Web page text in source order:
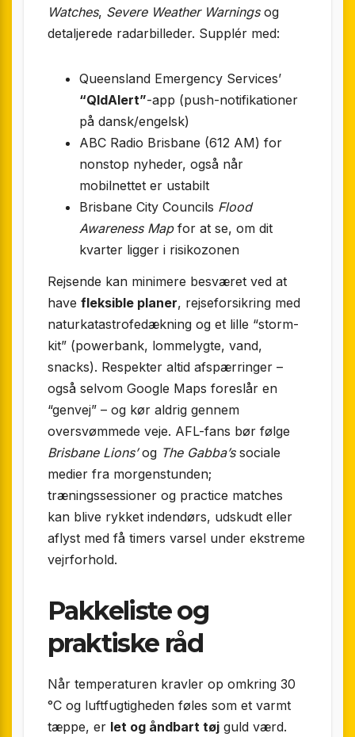
Watches, Severe Weather Warningsog
detaljerede radarbilleder. Supplér med:
Queensland Emergency Services’
“QldAlert”-app (push-notifikationer
på dansk/engelsk)
ABC Radio Brisbane (612 AM) for
nonstop nyheder, også når
mobilnettet er ustabilt
Brisbane City Councils Flood
Awareness Mapfor at se, om dit
kvarter ligger i risikozonen
Rejsende kan minimere besværet ved at
have fleksible planer, rejseforsikring med
naturkatastrofedækning og et lille “storm-
kit” (powerbank, lommelygte, vand,
snacks). Respekter altid afspærringer –
også selvom Google Maps foreslår en
“genvej” – og kør aldrig gennem
oversvømmede veje. AFL-fans bør følge
Brisbane Lions’og The Gabba’ssociale
medier fra morgenstunden;
træningssessioner og practice matches
kan blive rykket indendørs, udskudt eller
aflyst med få timers varsel under ekstreme
vejrforhold.
Pakkeliste og
praktiske råd
Når temperaturen kravler op omkring 30
°C og luftfugtigheden føles som et varmt
tæppe, er let og åndbart tøj guld værd.